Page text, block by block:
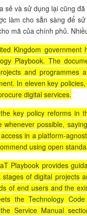
sẻ và sử dụng lại cũng
làm cho sẵn sàng để
mã của chính phủ.
Kingdom government
Playbook. The
and programmes
In eleven key
digital services.
key policy reforms in
whenever possible,
in a platform-
using open
Playbook provides
stages of digital projects
of end users and the
theTechnology
Service Manual